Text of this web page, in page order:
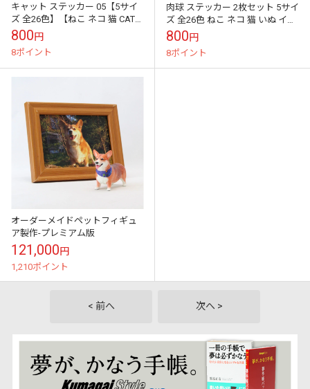
キャット ステッカー 05【5サイ
ズ 全26色】【ねこ ネコ 猫 CAT
トライバル タトゥー 傷隠し かわ
いい 可愛い キュート...
800円
8ポイント
肉球 ステッカー 2枚セット 5サイ
ズ 全26色 ねこ ネコ 猫 いぬ イヌ
犬 ドッグ 傷隠し かわいい 可愛
い キュート シー...
800円
8ポイント
オーダーメイドペットフィギュ
ア製作-プレミアム版
121,000円
1,210ポイント
< 前へ 次へ >